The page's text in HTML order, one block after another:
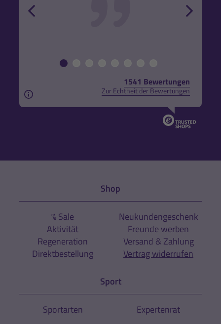
1541 Bewertungen
Zur Echtheit der Bewertungen
Aus rechtlichen Gründen weisen wir darauf hin,
Shop
% Sale
Aktivität
Regeneration
Direktbestellung
Neukundengeschenk
Freunde werben
Versand & Zahlung
Vertrag widerrufen
Sport
Sportarten Expertenrat